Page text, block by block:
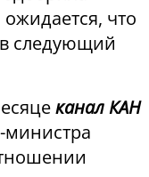
что
в следующий
канал КАН